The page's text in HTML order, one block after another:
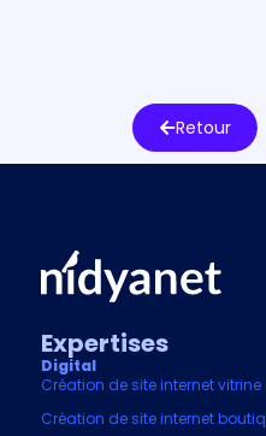
Retour
Expertises
Digital
Création de site internet vitrine
Création de site internet